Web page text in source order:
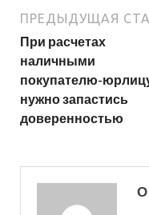
ПРЕДЫДУЩАЯ
При расчетах
наличными
покупателю-
нужно запастись
доверенностью
О